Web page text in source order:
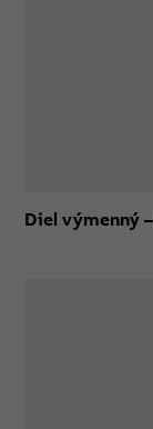
Diel výmenný